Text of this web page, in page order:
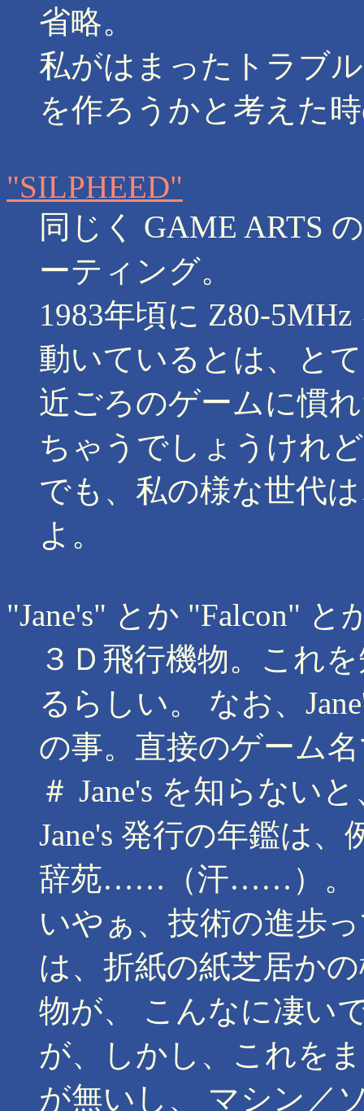
省略。
私がはまったトラブ
を作ろうかと考えた
"SILPHEED"
同じく GAME ARTS
ーティング。
1983年頃に Z80-
動いているとは、と
近ごろのゲームに慣
ちゃうでしょうけれ
でも、私の様な世代
よ。
"Jane's" とか "Falcon" と
３Ｄ飛行機物。これ
るらしい。 なお、
の事。直接のゲーム
＃ Jane's を知らない
Jane's 発行の年鑑は
辞苑……（汗……）。
いやぁ、技術の進歩
は、折紙の紙芝居か
物が、 こんなに凄い
が、しかし、これを
が無いし、 マシン／